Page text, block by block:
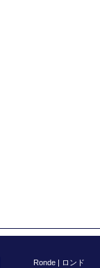
Ronde | ロンド